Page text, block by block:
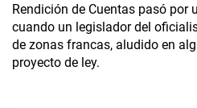
Rendición de Cuentas pasó por
cuando un legislador del
de zonas francas, aludido en
proyecto de ley.